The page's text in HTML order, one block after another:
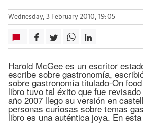
Wednesday, 3 February 2010, 19:05
Harold McGee es un escritor
escribe sobre gastronomía,
sobre gastronomía titulado-On
libro tuvo tal éxito que fue
año 2007 llego su versión en
personas curiosas sobre temas
libro es una auténtica joya. En